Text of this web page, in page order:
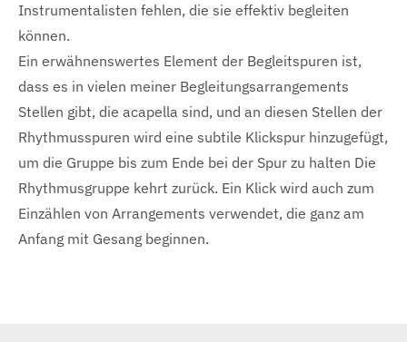
Instrumentalisten fehlen, die sie effektiv begleiten
können.
Ein erwähnenswertes Element der Begleitspuren ist,
dass es in vielen meiner Begleitungsarrangements
Stellen gibt, die acapella sind, und an diesen Stellen der
Rhythmusspuren wird eine subtile Klickspur hinzugefügt,
um die Gruppe bis zum Ende bei der Spur zu halten Die
Rhythmusgruppe kehrt zurück. Ein Klick wird auch zum
Einzählen von Arrangements verwendet, die ganz am
Anfang mit Gesang beginnen.